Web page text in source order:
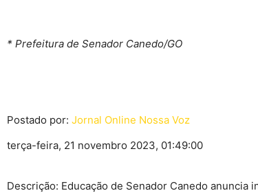
* Prefeitura de Senador Canedo/GO
Postado por: Jornal Online Nossa Voz
terça-feira, 21 novembro 2023, 01:49:00
Descrição: Educação de Senador Canedo anuncia